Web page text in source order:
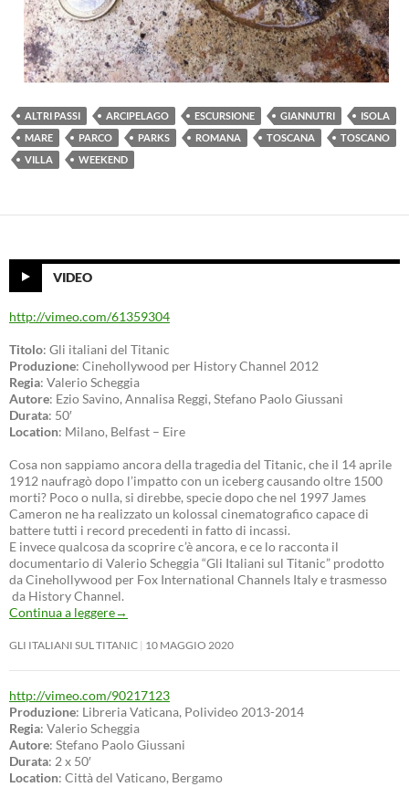
ALTRI PASSI ARCIPELAGO ESCURSIONE GIANNUTRI
ISOLA
MARE
PARCO PARKS ROMANA TOSCANA
TOSCANO
VILLA
WEEKEND
VIDEO
http://vimeo.com/61359304
Titolo: Gli italiani del Titanic
Produzione: Cinehollywood per History Channel 2012
Regia: Valerio Scheggia
Autore: Ezio Savino, Annalisa Reggi, Stefano Paolo Giussani
Durata: 50′
Location: Milano, Belfast – Eire
Cosa non sappiamo ancora della tragedia del Titanic, che il 14 aprile
1912 naufragò dopo l’impatto con un iceberg causando oltre 1500
morti? Poco o nulla, si direbbe, specie dopo che nel 1997 James
Cameron ne ha realizzato un kolossal cinematografico capace di
battere tutti i record precedenti in fatto di incassi.
E invece qualcosa da scoprire c’è ancora, e ce lo racconta il
documentario di Valerio Scheggia “Gli Italiani sul Titanic” prodotto
da Cinehollywood per Fox International Channels Italy e trasmesso
da History Channel.
Continua a leggere→
GLI ITALIANI SUL TITANIC 10 MAGGIO 2020
http://vimeo.com/90217123
Produzione: Libreria Vaticana, Polivideo 2013-2014
Regia: Valerio Scheggia
Autore: Stefano Paolo Giussani
Durata: 2 x 50′
Location: Città del Vaticano, Bergamo